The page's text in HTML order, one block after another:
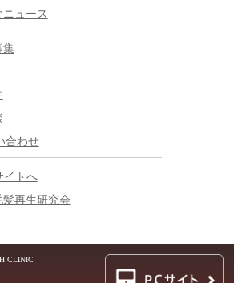
ュース
集
合わせ
イトへ
髪再生研究会
CLINIC